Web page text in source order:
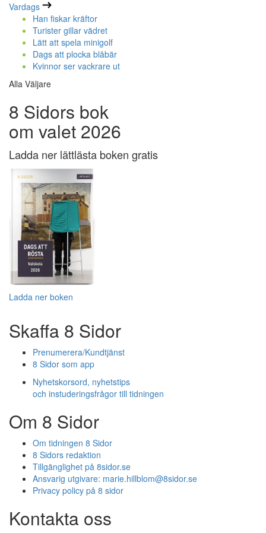
Vardags
Han fiskar kräftor
Turister gillar vädret
Lätt att spela minigolf
Dags att plocka blåbär
Kvinnor ser vackrare ut
Alla Väljare
8 Sidors bok
om valet 2026
Ladda ner lättlästa boken gratis
Ladda ner boken
Skaffa 8 Sidor
Prenumerera/Kundtjänst
8 Sidor som app
Nyhetskorsord, nyhetstips
och instuderingsfrågor till tidningen
Om 8 Sidor
Om tidningen 8 Sidor
8 Sidors redaktion
Tillgänglighet på 8sidor.se
Ansvarig utgivare: marie.hillblom@8sidor.se
Privacy policy på 8 sidor
Kontakta oss